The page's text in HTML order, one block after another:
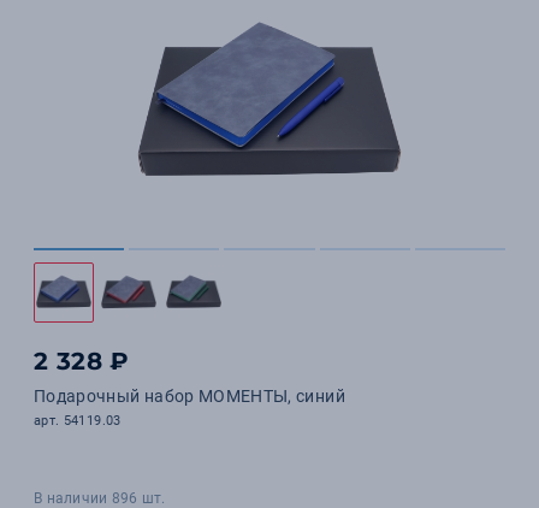
2 328 ₽
Подарочный набор МОМЕНТЫ, синий
арт. 54119.03
В наличии 896 шт.